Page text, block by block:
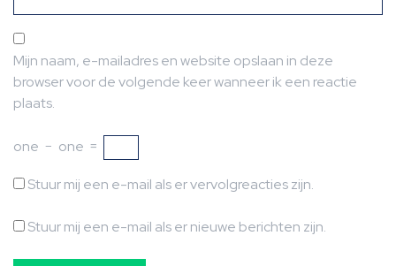
Mijn naam, e-mailadres en website opslaan in deze
browser voor de volgende keer wanneer ik een reactie
plaats.
one − one =
Stuur mij een e-mail als er vervolgreacties zijn.
Stuur mij een e-mail als er nieuwe berichten zijn.